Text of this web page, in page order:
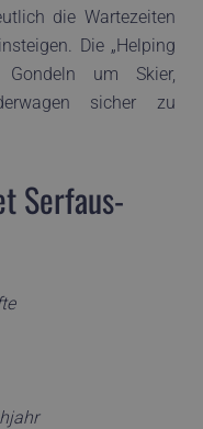
die Wartezeiten
Die „Helping
um Skier,
sicher zu
Serfaus-